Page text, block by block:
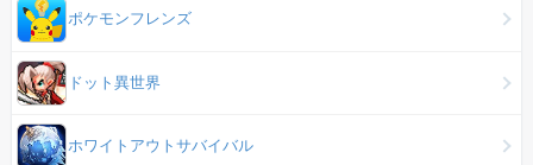
ポケモンフレンズ
ドット異世界
ホワイトアウトサバイバル